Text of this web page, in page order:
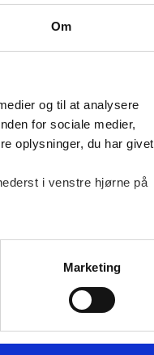
Om
og til at analysere
for sociale medier,
oplysninger, du har givet
i venstre hjørne på
Marketing